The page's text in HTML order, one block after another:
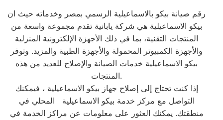
رقم صيانة بيكو بالاسماعيلية الرسمي بمصر وخدماته حيث ان
بيكو الاسماعيلية هي شركة يابانية تقدم مجموعة واسعة من
المنتجات التقنية، بما في ذلك الأجهزة الإلكترونية المنزلية
والأجهزة الكمبيوتر المحمولة والأجهزة الطبية والمزيد. وتوفر
بيكو الاسماعيلية خدمات الصيانة والإصلاح للعديد من هذه
المنتجات.
إذا كنت تحتاج إلى إصلاح جهاز بيكو الاسماعيلية ، فيمكنك
التواصل مع مركز خدمة بيكو الاسماعيلية المحلي في
منطقتك. يمكنك العثور على معلومات عن مراكز الخدمة في